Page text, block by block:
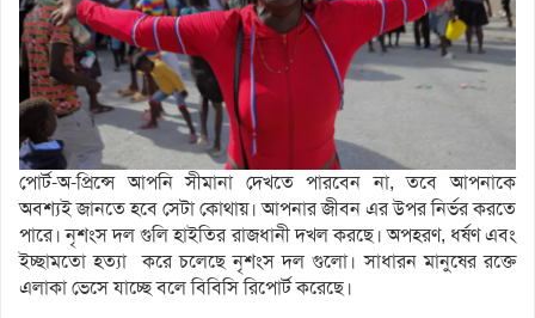
পোর্ট-অ-প্রিন্সে আপনি সীমানা দেখতে পারবেন না, তবে আপনাকে
অবশ্যই জানতে হবে সেটা কোথায়। আপনার জীবন এর উপর নির্ভর করতে
পারে। নৃশংস দল গুলি হাইতির রাজধানী দখল করছে। অপহরণ, ধর্ষণ এবং
ইচ্ছামতো হত্যা করে চলেছে নৃশংস দল গুলো। সাধারন মানুষের রক্তে
এলাকা ভেসে যাচ্ছে বলে বিবিসি রিপোর্ট করেছে।